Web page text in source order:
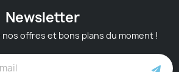
Newsletter
offres et bons plans du moment !